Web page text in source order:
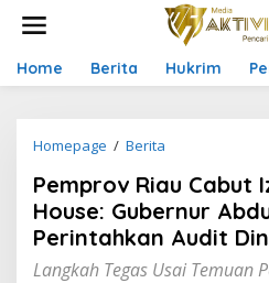
t
Home Berita Hukrim
Homepage / Berita
m
p
r
o
v
Pemprov Riau Cabut
House: Gubernur
Perintahkan Audit
Langkah Tegas Usai Temuan